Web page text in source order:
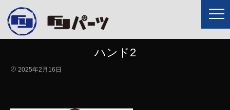
ハンド2
2025年2月16日